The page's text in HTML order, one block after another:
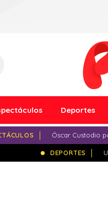
Deportes
Óscar Custodio
DEPORTES